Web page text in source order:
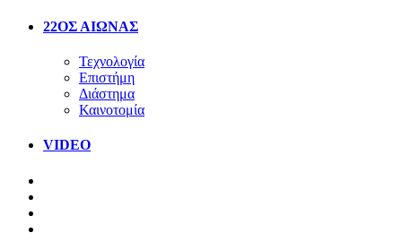
22ΟΣ ΑΙΩΝΑΣ
Τεχνολογία
Επιστήμη
Διάστημα
Καινοτομία
VIDEO